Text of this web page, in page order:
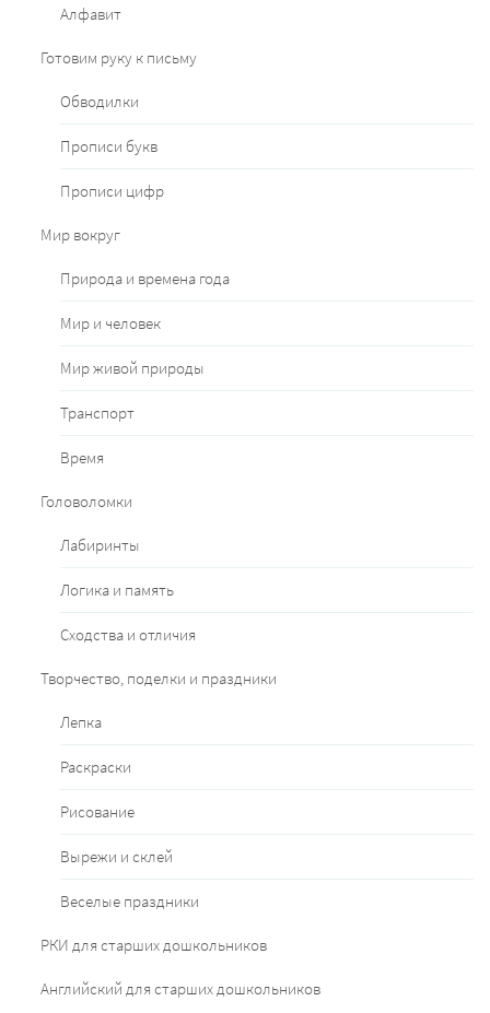
Алфавит
Готовим руку к письму
Обводилки
Прописи букв
Прописи цифр
Мир вокруг
Природа и времена года
Мир и человек
Мир живой природы
Транспорт
Время
Головоломки
Лабиринты
Логика и память
Сходства и отличия
Творчество, поделки и праздники
Лепка
Раскраски
Рисование
Вырежи и склей
Веселые праздники
РКИ для старших дошкольников
Английский для старших дошкольников